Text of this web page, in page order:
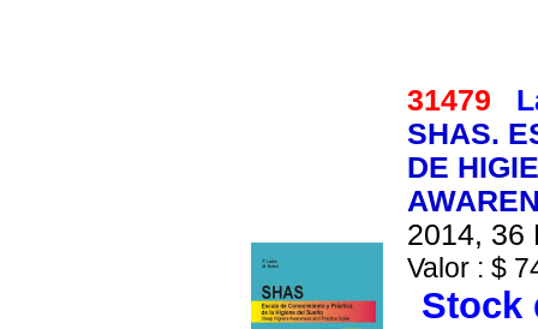
31479
SHAS.
DE
2014, 36
Valor : $
Stock